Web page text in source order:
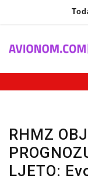
RHMZ
LJETO: